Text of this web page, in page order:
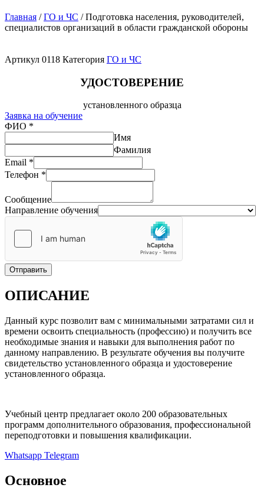
Главная /ГО и ЧС / Подготовка населения, руководителей,
специалистов организаций в области гражданской обороны
Артикул 0118 Категория ГО и ЧС
УДОСТОВЕРЕНИЕ
установленного образца
Заявка на обучение
ФИО *
Имя
Фамилия
Email *
Телефон *
Сообщение
Направление обучения
Отправить
ОПИСАНИЕ
Данный курс позволит вам с минимальными затратами сил и
времени освоить специальность (профессию) и получить все
необходимые знания и навыки для выполнения работ по
данному направлению. В результате обучения вы получите
свидетельство установленного образца и удостоверение
установленного образца.
Учебный центр предлагает около 200 образовательных
программ дополнительного образования, профессиональной
переподготовки и повышения квалификации.
Whatsapp Telegram
Основное